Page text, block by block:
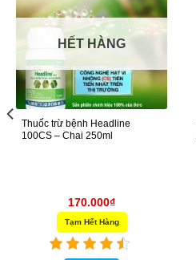
HẾT HÀNG
Thuốc trừ bệnh Headline
100CS – Chai 250ml
170.000₫
Tạm Hết Hàng